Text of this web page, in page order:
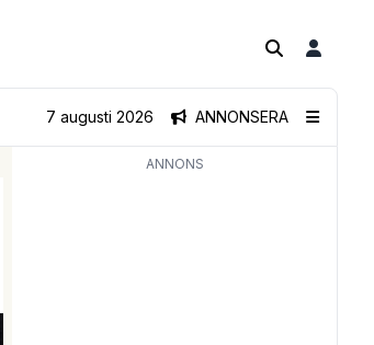
ANNONSERA
7 augusti 2026
ANNONS